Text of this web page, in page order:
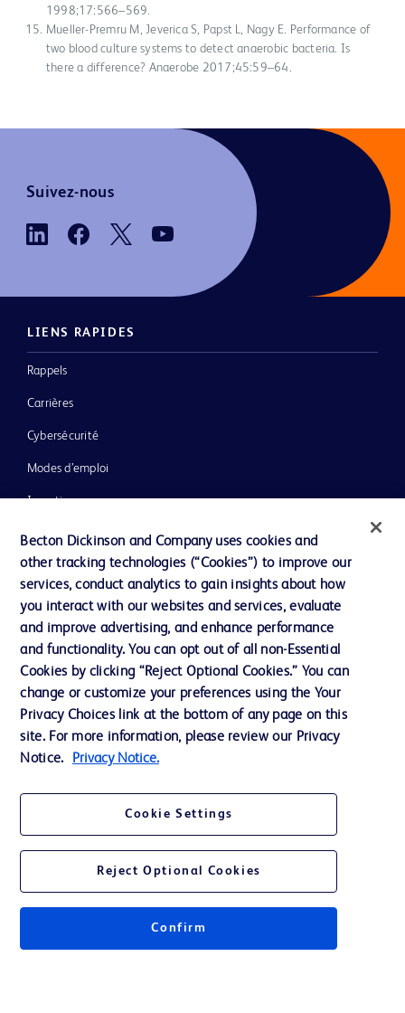
1998;17:566–569.
Mueller-Premru M, Jeverica S, Papst L, Nagy E. Performance of
two blood culture systems to detect anaerobic bacteria. Is
there a difference? Anaerobe 2017;45:59–64.
Suivez-nous
LIENS RAPIDES
Rappels
Carrières
Cybersécurité
Modes d’emploi
Investisseurs
Inclusion, diversité et équité
Ressources
Actualités, médias et blogs
Notre entreprise
Ethique et conformité
Nous contacter
Paramètres des cookies
Conditions d'utlisation
Becton Dickinson and Company uses cookies and
other tracking technologies (“Cookies”) to improve our
services, conduct analytics to gain insights about how
you interact with our websites and services, evaluate
and improve advertising, and enhance performance
and functionality. You can opt out of all non-Essential
Cookies by clicking “Reject Optional Cookies.” You can
change or customize your preferences using the Your
Privacy Choices link at the bottom of any page on this
site. For more information, please review our Privacy
Notice.
Privacy Notice.
Cookie Settings
Reject Optional Cookies
Confirm